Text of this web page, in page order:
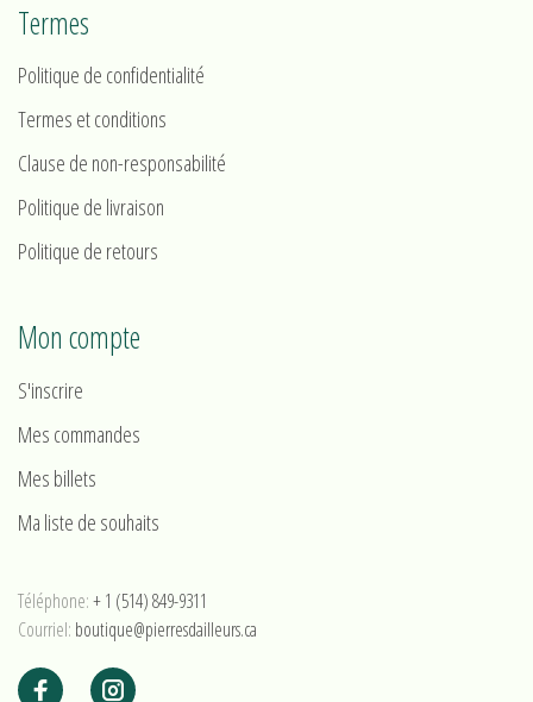
Termes
Politique de confidentialité
Termes et conditions
Clause de non-responsabilité
Politique de livraison
Politique de retours
Mon compte
S'inscrire
Mes commandes
Mes billets
Ma liste de souhaits
Téléphone:+ 1 (514) 849-9311
Courriel: boutique@pierresdailleurs.ca